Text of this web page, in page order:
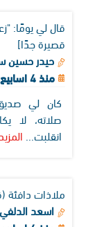
قال لي يومًا:
قصيرة جدًا]
حيدر حسين
منذ 4 اسابيع
كان لي
صلاته، لا
انقلبت... المزيد
ملاذات
اسعد الدلفي